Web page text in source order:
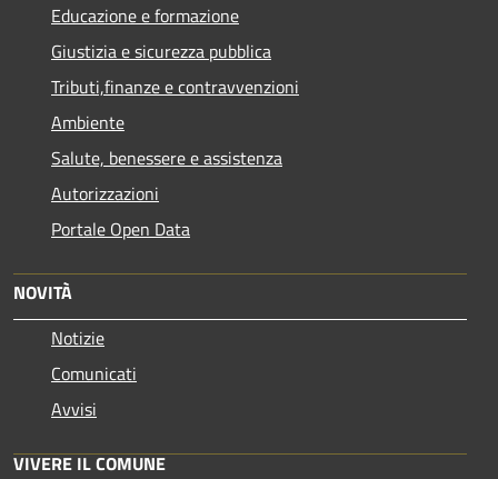
Educazione e formazione
Giustizia e sicurezza pubblica
Tributi,finanze e contravvenzioni
Ambiente
Salute, benessere e assistenza
Autorizzazioni
Portale Open Data
NOVITÀ
Notizie
Comunicati
Avvisi
VIVERE IL COMUNE